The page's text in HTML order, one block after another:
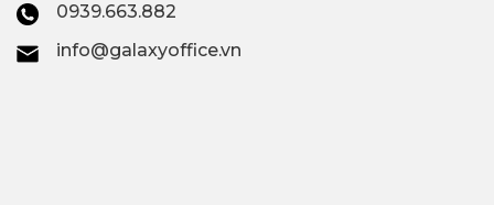
0939.663.882
info@galaxyoffice.vn